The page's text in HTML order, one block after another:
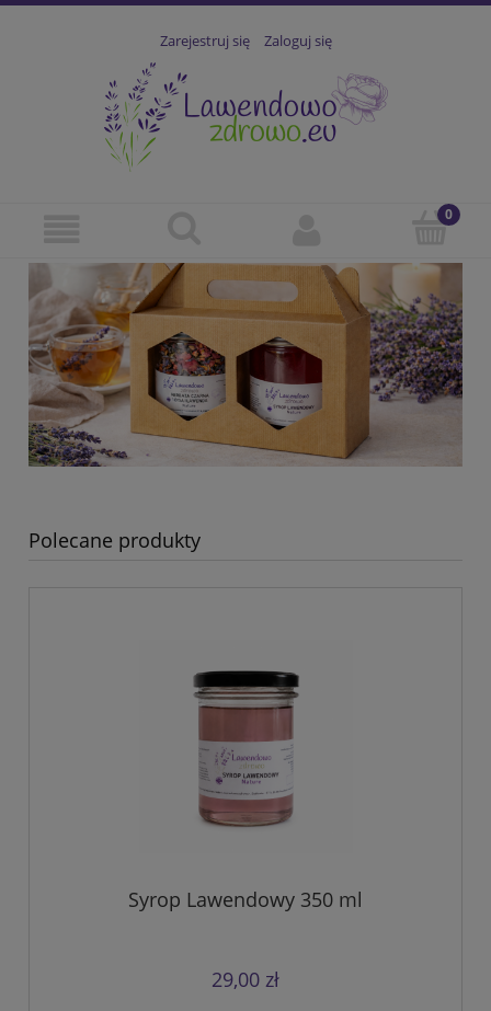
Zarejestruj się Zaloguj się
Polecane produkty
Syrop Lawendowy 350 ml
29,00 zł